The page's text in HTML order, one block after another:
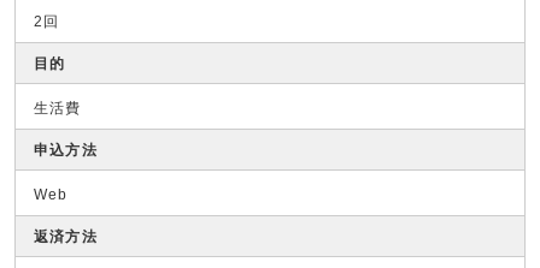
2回
目的
生活費
申込方法
Web
返済方法